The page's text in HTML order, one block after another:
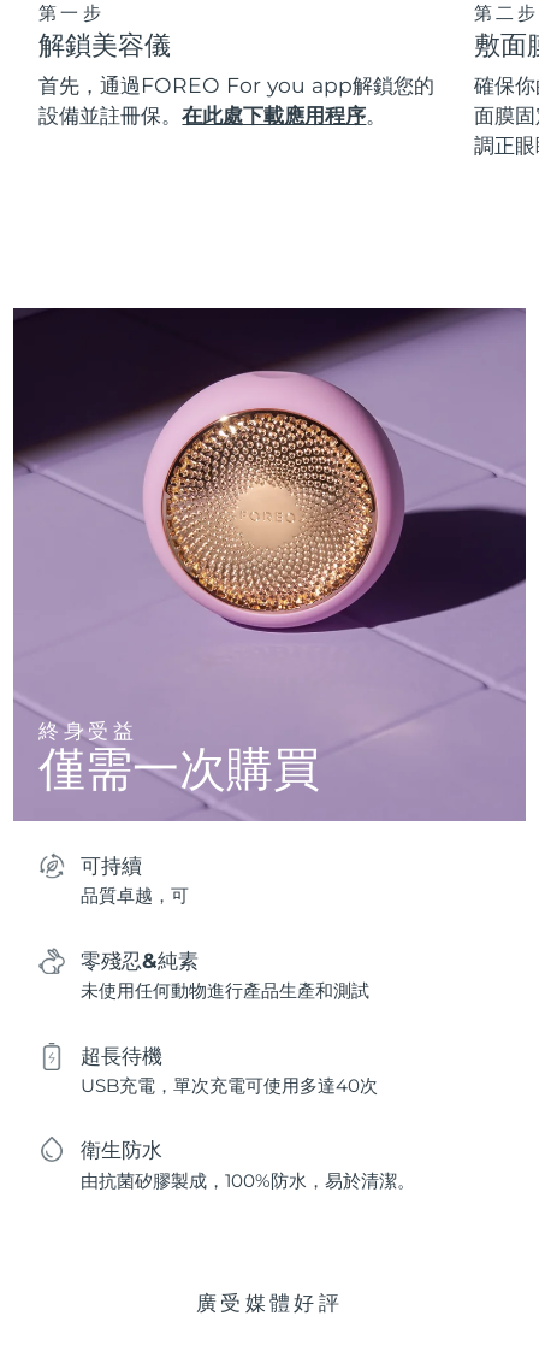
第一步
解鎖美容儀
首先，通過FOREO For you app解鎖您的
設備並註冊保。在此處下載應用程序。
第二步
敷面
確保
面膜
調正
終身受益
僅需一次購買
可持續
品質卓越，可
零殘忍&純素
未使用任何動物進行產品生產和測試
超長待機
USB充電，單次充電可使用多達40次
衛生防水
由抗菌矽膠製成，100%防水，易於清潔。
廣受媒體好評